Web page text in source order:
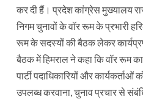
कर दी हैं। प्रदेश कांग्रेस मुख्यालय
निगम चुनावों के वॉर रूम के प्रभारी
रूम के सदस्यों की बैठक लेकर
बैठक में हिमराल ने कहा कि वॉर रूम
पार्टी पदाधिकारियों और
उपलब्ध करवाना, चुनाव प्रचार से